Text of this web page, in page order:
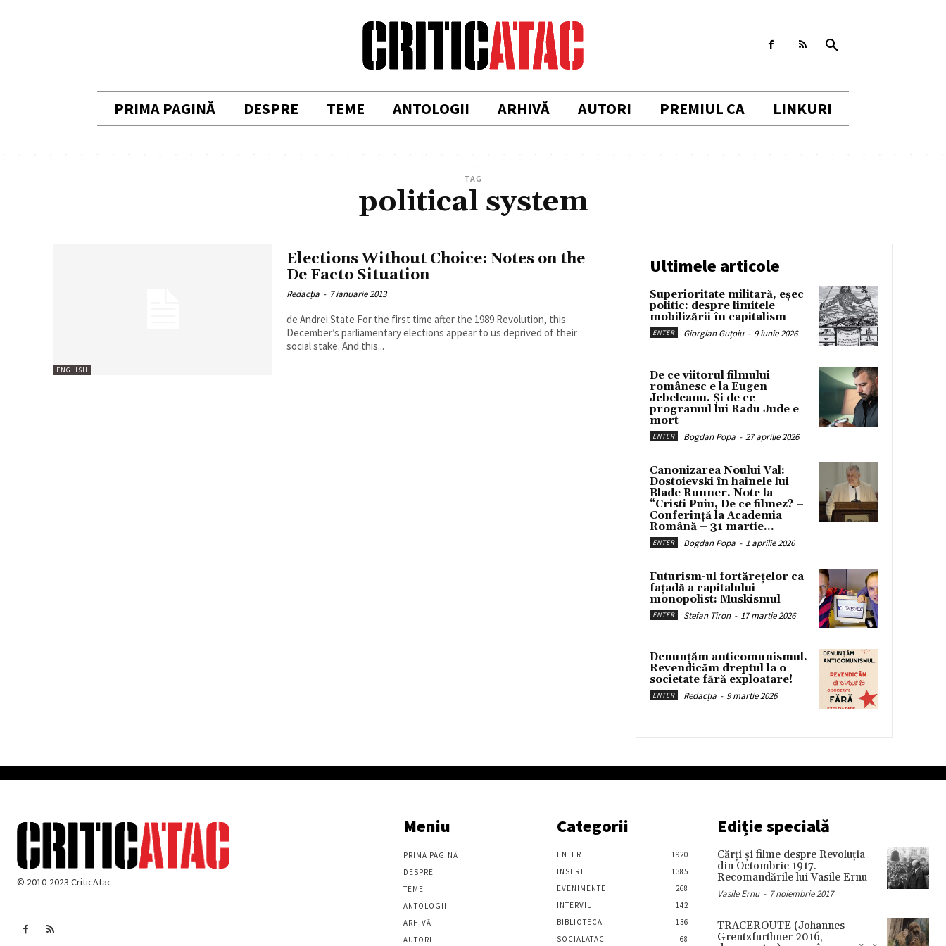
PRIMA PAGINĂ DESPRE TEME ANTOLOGII ARHIVĂ AUTORI PREMIUL CA LINKURI
TAG
political system
ENGLISH
Elections Without Choice: Notes on the
De Facto Situation
Redacția - 7 ianuarie 2013
de Andrei State For the first time after the 1989 Revolution, this
December’s parliamentary elections appear to us deprived of their
social stake. And this...
Ultimele articole
Superioritate militară, eșec
politic: despre limitele
mobilizării în capitalism
ENTER Giorgian Guțoiu - 9 iunie 2026
De ce viitorul filmului
românesc e la Eugen
Jebeleanu. Și de ce
programul lui Radu Jude e
mort
ENTER Bogdan Popa - 27 aprilie 2026
Canonizarea Noului Val:
Dostoievski în hainele lui
Blade Runner. Note la
“Cristi Puiu, De ce filmez? –
Conferință la Academia
Română – 31 martie...
ENTER Bogdan Popa - 1 aprilie 2026
Futurism-ul fortărețelor ca
fațadă a capitalului
monopolist: Muskismul
ENTER Stefan Tiron - 17 martie 2026
Denunțăm anticomunismul.
Revendicăm dreptul la o
societate fără exploatare!
ENTER Redacția - 9 martie 2026
© 2010-2023 CriticAtac
Meniu
PRIMA PAGINĂ
DESPRE
TEME
ANTOLOGII
ARHIVĂ
AUTORI
Categorii
ENTER
1920
INSERT
1385
EVENIMENTE
268
INTERVIU
142
BIBLIOTECA
136
SOCIALATAC
68
Ediție specială
Cărţi şi filme despre Revoluţia
din Octombrie 1917.
Recomandările lui Vasile Ernu
Vasile Ernu - 7 noiembrie 2017
TRACEROUTE (Johannes
Grentzfurthner 2016,